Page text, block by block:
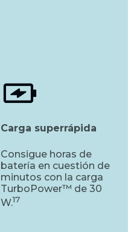
Carga superrápida
Consigue horas de
batería en cuestión de
minutos con la carga
TurboPower™ de 30
W.17